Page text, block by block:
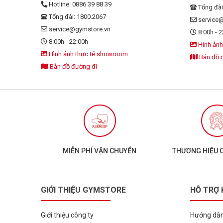
Bùng nổ năng
Hỗ trợ tập luyện
Đối tượng phù
Công dụng chính:
Hỗ trợ phục hồi
Hotline: 0886 39 88 39
Tổng đài: 1800.2067
service@gymstore.vn
8:00h - 22:00h
Hình ảnh thực tế showroom
Bản đồ đường đi
Tổng
8:00h -
Hình
Bản đồ
MIỄN PHÍ VẬN CHUYỂN THƯƠNG HIỆU
GIỚI THIỆU GYMSTORE
Giới thiệu công ty
HỖ TRỢ
Hướng